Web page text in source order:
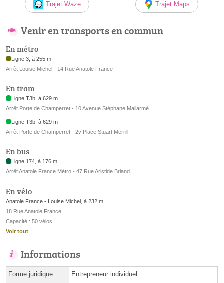
Trajet Waze Trajet Maps
Venir en transports en commun
En métro
Ligne 3, à 255 m
Arrêt Louise Michel - 14 Rue Anatole France
En tram
Ligne T3b, à 629 m
Arrêt Porte de Champerret - 10 Avenue Stéphane Mallarmé
Ligne T3b, à 629 m
Arrêt Porte de Champerret - 2v Place Stuart Merrill
En bus
Ligne 174, à 176 m
Arrêt Anatole France Métro - 47 Rue Aristide Briand
En vélo
Anatole France - Louise Michel, à 232 m
18 Rue Anatole France
Capacité : 50 vélos
Voir tout
Informations
Forme juridique Entrepreneur individuel